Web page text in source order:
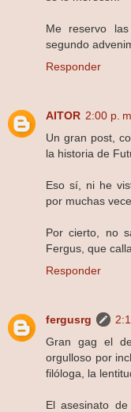
Me reservo
segundo
Responder
AITOR 2:00 p.
Un gran post,
la historia de
Eso sí, ni he
por muchas
Por cierto, no
Fergus, que
Responder
fergusrg
Gran gag el
orgulloso por
filóloga, la
El asesinato